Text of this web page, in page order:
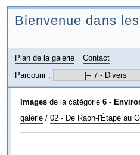
Bienvenue dans
Plan de la galerie
Contact
Parcourir :
Imagesde la catégorie 6 -
galerie/ 02 - De Raon-l'Étape au